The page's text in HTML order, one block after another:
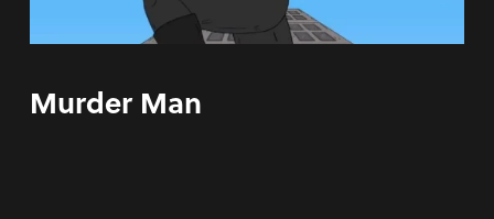
Murder Man